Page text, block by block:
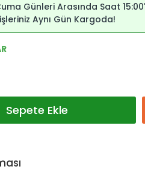
Günleri Arasında Saat
Aynı Gün Kargoda!
Sepete Ekle